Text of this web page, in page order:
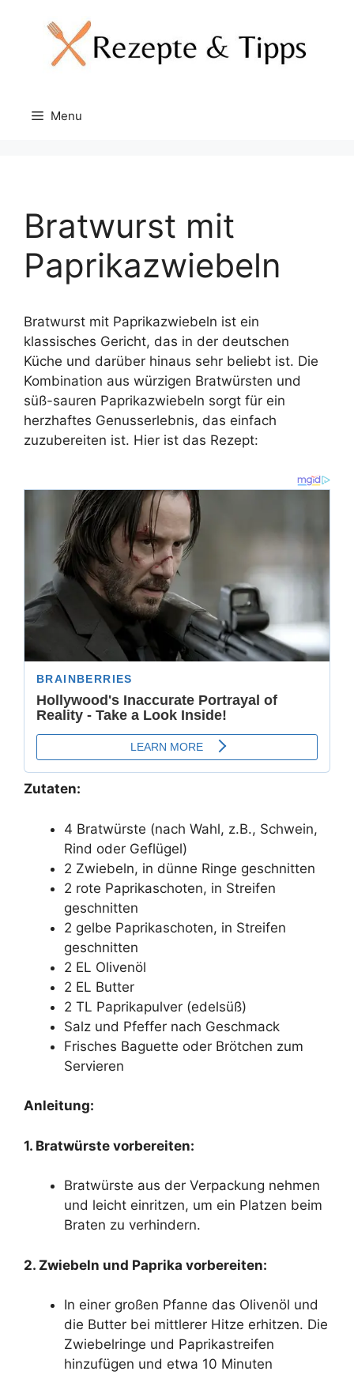
Menu
Bratwurst mit
Paprikazwiebeln
Bratwurst mit Paprikazwiebeln ist ein
klassisches Gericht, das in der deutschen
Küche und darüber hinaus sehr beliebt ist. Die
Kombination aus würzigen Bratwürsten und
süß-sauren Paprikazwiebeln sorgt für ein
herzhaftes Genusserlebnis, das einfach
zuzubereiten ist. Hier ist das Rezept:
Zutaten:
4 Bratwürste (nach Wahl, z.B., Schwein,
Rind oder Geflügel)
2 Zwiebeln, in dünne Ringe geschnitten
2 rote Paprikaschoten, in Streifen
geschnitten
2 gelbe Paprikaschoten, in Streifen
geschnitten
2 EL Olivenöl
2 EL Butter
2 TL Paprikapulver (edelsüß)
Salz und Pfeffer nach Geschmack
Frisches Baguette oder Brötchen zum
Servieren
Anleitung:
1. Bratwürste vorbereiten:
Bratwürste aus der Verpackung nehmen
und leicht einritzen, um ein Platzen beim
Braten zu verhindern.
2. Zwiebeln und Paprika vorbereiten:
In einer großen Pfanne das Olivenöl und
die Butter bei mittlerer Hitze erhitzen. Die
Zwiebelringe und Paprikastreifen
hinzufügen und etwa 10 Minuten